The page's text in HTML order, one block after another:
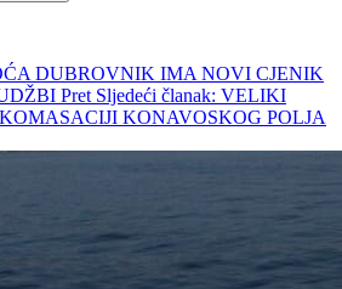
DUBROVNIK IMA NOVI CJENIK
Pret Sljedeći članak: VELIKI
KONAVOSKOG POLJA